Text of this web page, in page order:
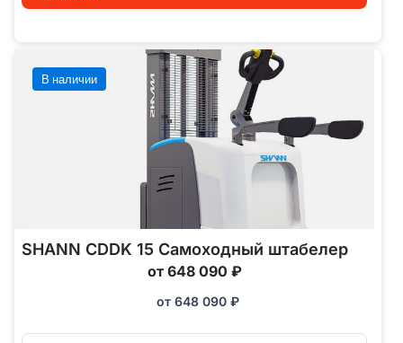
В наличии
SHANN CDDK 15 Самоходный штабелер
от 648 090 ₽
от 648 090 ₽